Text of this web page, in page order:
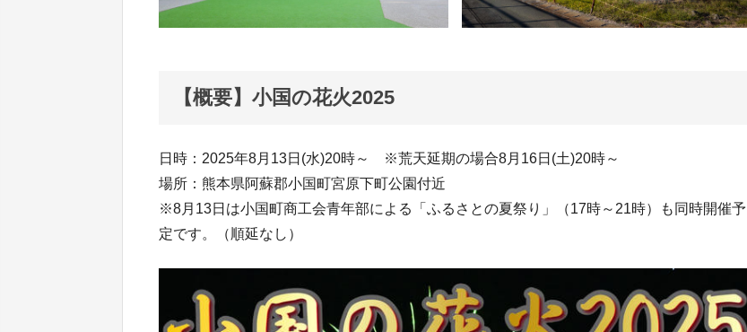
【概要】小国の花火2025
日時：2025年8月13日(水)20時～ ※荒天延期の場合8月16日(土)20時～
場所：熊本県阿蘇郡小国町宮原下町公園付近
※8月13日は小国町商工会青年部による「ふるさとの夏祭り」（17時～21時）も同時開催予
定です。（順延なし）